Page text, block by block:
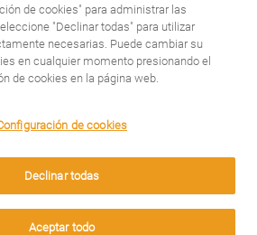
te
policitemia
vera?
de cookies" para administrar las
"Declinar todas" para utilizar
necesarias. Puede cambiar su
en cualquier momento presionando el
de cookies en la página web.
de cookies
Declinar todas
Aceptar todo
this site to enhance your user
for us to set cookies.
Aceptar